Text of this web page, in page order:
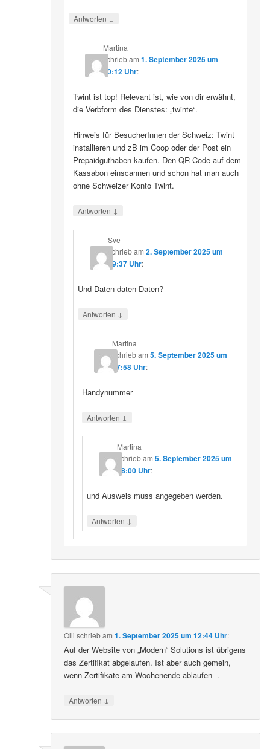
Antworten ↓
Martina
schriebam1. September 2025 um
20:12 Uhr:
Twint ist top! Relevant ist, wie von dir erwähnt,
die Verbform des Dienstes: „twinte“.
Hinweis für BesucherInnen der Schweiz: Twint
installieren und zB im Coop oder der Post ein
Prepaidguthaben kaufen. Den QR Code auf dem
Kassabon einscannen und schon hat man auch
ohne Schweizer Konto Twint.
Antworten ↓
Sve
schriebam 2. September 2025 um
19:37 Uhr:
Und Daten daten Daten?
Antworten ↓
Martina
schriebam5. September 2025 um
17:58 Uhr:
Handynummer
Antworten ↓
Martina
schriebam 5. September 2025 um
18:00 Uhr:
und Ausweis muss angegeben werden.
Antworten ↓
Olli schriebam1. September 2025 um 12:44 Uhr:
Auf der Website von „Modern“ Solutions ist übrigens
das Zertifikat abgelaufen. Ist aber auch gemein,
wenn Zertifikate am Wochenende ablaufen -.-
Antworten ↓